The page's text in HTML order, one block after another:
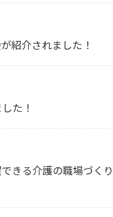
紹介されました！
た！
きる介護の職場づく